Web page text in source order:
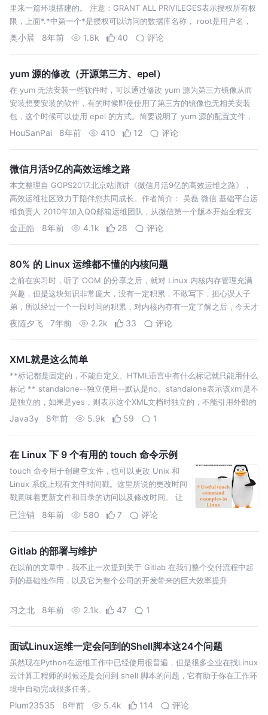
里来一篇环境搭建的。 注意：GRANT ALL PRIVILEGES表示授权所有权
限，上面*.*中第一个*是授权可以访问的数据库名称， root是用户名，
%表示授权所有的IP地址。 到这里就大致写完了，网上搭建…
奥小晨 8年前 1.8k 40 评论
yum 源的修改（开源第三方、epel）
在 yum 无法安装一些软件时，可以通过修改 yum 源为第三方镜像从而
安装想要安装的软件，有的时候即使使用了第三方的镜像也无相关安装
包，这个时候可以使用 epel 的方式。简要说明了 yum 源的配置文件，
以及如何使用第三方的镜像和 epel 方式的使用。
HouSanPai 8年前 410 12 评论
微信月活9亿的高效运维之路
本文整理自 GOPS2017.北京站演讲《微信月活9亿的高效运维之路》，
高效运维社区致力于陪伴您共同成长。作者简介： 吴磊 微信 基础平台运
维负责人 2010年加入QQ邮箱运维团队，从微信第一个版本开始全程支
撑从0到数亿同时在线的野蛮生长。
金正皓 8年前 4.1k 28 评论
80% 的 Linux 运维都不懂的内核问题
之前在实习时，听了 OOM 的分享之后，就对 Linux 内核内存管理充满
兴趣，但是这块知识非常庞大，没有一定积累，不敢写下，担心误人子
弟，所以经过一个一段时间的积累，对内核内存有一定了解之后，今天才
写下这篇博客，记录以及分享。 【OOM - Out of Memory】内存溢…
夜随夕飞 7年前 2.2k 33 评论
XML就是这么简单
**标记都是固定的，不能自定义。HTML语言中有什么标记就只能用什么
标记 ** standalone--独立使用--默认是no。standalone表示该xml是不
是独立的，如果是yes，则表示这个XML文档时独立的，不能引用外部的
DTD规范文件；如果是no，则该XML文档不是…
Java3y 8年前 5.9k 59 1
在 Linux 下 9 个有用的 touch 命令示例
touch 命令用于创建空文件，也可以更改 Unix 和
Linux 系统上现有文件时间戳。这里所说的更改时间
戳意味着更新文件和目录的访问以及修改时间。 让
我们来看看 touch 命令的语法和选项： 语法：
已注销 8年前 580 7 评论
Gitlab 的部署与维护
在以前的文章中，我不止一次提到关于 Gitlab 在我们整个交付流程中起
到的基础性作用，以及它为整个公司的开发带来的巨大效率提升
习之北 8年前 2.1k 47 1
面试Linux运维一定会问到的Shell脚本这24个问题
虽然现在Python在运维工作中已经使用很普遍，但是很多企业在找Linux
云计算工程师的时候还是会问到 shell 脚本的问题，它有助于你在工作环
境中自动完成很多任务。
Plum23535 8年前 5.4k 114 评论